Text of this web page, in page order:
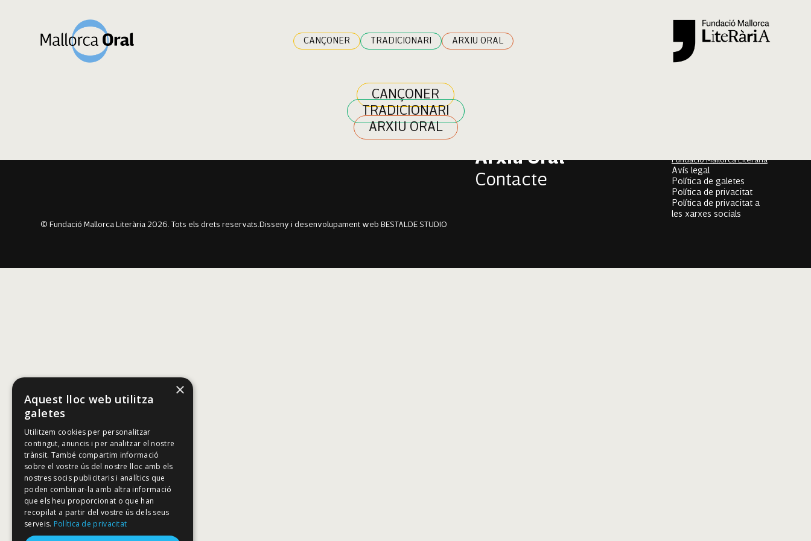
CANÇONER TRADICIONARI ARXIU ORAL
CANÇONER
TRADICIONARI
ARXIU ORAL
Jaume Font
Margalida Morey
Antoni Servera Russo
Arxiu Oral
Contacte
Fundació Mallorca Literària
Avís legal
Política de galetes
Política de privacitat
Política de privacitat a
les xarxes socials
© Fundació Mallorca Literària 2026. Tots els drets reservats. Disseny i desenvolupament web BESTALDE STUDIO
×
Aquest lloc web utilitza
galetes
Utilitzem cookies per personalitzar
contingut, anuncis i per analitzar el nostre
trànsit. També compartim informació
sobre el vostre ús del nostre lloc amb els
nostres socis publicitaris i analítics que
poden combinar-la amb altra informació
que els heu proporcionat o que han
recopilat a partir del vostre ús dels seus
serveis. Política de privacitat